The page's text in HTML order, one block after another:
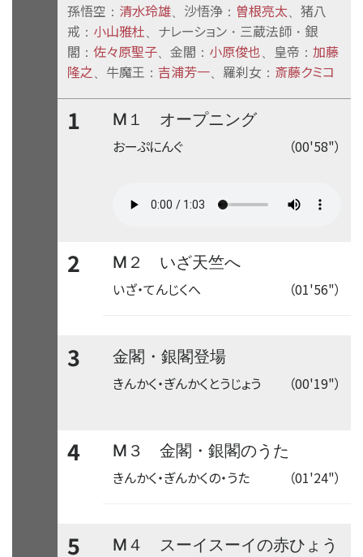
孫悟空 ： 清水玲雄、 沙悟浄 ： 曽根亮太、 猪八
戒 ： 小山雅杜、 ナレーション ・ 三蔵法師 ・ 銀
閣 ： 佐々原聖子、 金閣 ： 小原俊也、 皇帝 ： 加藤
隆之、 牛魔王 ： 吉浦芳一、 羅刹女 ： 斎藤クミコ
1
M１ オープニング
（00'58"）
おーぷにんぐ
2
M２ いざ天竺へ
（01'56"）
いざ・てんじくへ
3
金閣・銀閣登場
（00'19"）
きんかく・ぎんかくとうじょう
4
M３ 金閣・銀閣のうた
（01'24"）
きんかく・ぎんかくの・うた
5
M４ スーイスーイの赤ひょう